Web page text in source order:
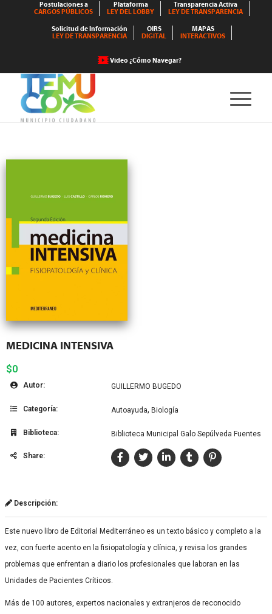
Postulaciones a
CARGOS PÚBLICOS
Plataforma
LEY DEL LOBBY
Transparencia Activa
LEY DE TRANSPARENCIA
Solicitud de Información
LEY DE TRANSPARENCIA
OIRS
DIGITAL
MAPAS
INTERACTIVOS
Video ¿Cómo Navegar?
MEDICINA INTENSIVA
$0
Autor: GUILLERMO BUGEDO
Categoría: Autoayuda, Biología
Biblioteca: Biblioteca Municipal Galo Sepúlveda Fuentes
Share:
Descripción:
Este nuevo libro de Editorial Mediterráneo es un texto básico y completo a la
vez, con fuerte acento en la fisiopatología y clínica, y revisa los grandes
problemas que enfrentan a diario los profesionales que laboran en las
Unidades de Pacientes Críticos.
Más de 100 autores, expertos nacionales y extranjeros de reconocido